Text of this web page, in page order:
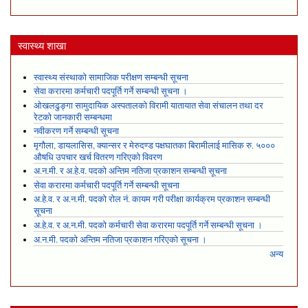
स्वास्थ्य शाखा
स्वास्थ्य संस्थाको सामाजिक परीक्षण सम्बन्धी सूचना
सेवा करारमा कर्मचारी पदपूर्ति गर्ने सम्बन्धी सूचना ।
ओखलढुङ्गा सामुदायिक अस्पतालको विरामी यातायात सेवा संचालन तथा दर
रेटको जानकारी सम्बन्धमा
नवीकरण गर्ने सम्बन्धी सूचना
मृगौला, डायलासिस, क्यान्सर र मेरुदण्ड पक्षघातका बिरामीलाई मासिक रु. ५०००
औषधि उपचार खर्च वितरण गरिएको विवरण
अ.न.मी. र अ.हे.व. पदको अन्तिम नतिजा प्रकाशन सम्बन्धी सूचना
सेवा करारमा कर्मचारी पदपूर्ति गर्ने सम्बन्धी सूचना
अ.हे.व. र अ.न.मी. पदको रोल नं. कायम गरी परीक्षा कार्यक्रम प्रकाशन सम्बन्धी
सूचना
अ.हे.व. र अ.न.मी. पदको कर्मचारी सेवा करारमा पदपूर्ति गर्ने सम्बन्धी सूचना ।
अ.न.मी. पदको अन्तिम नतिजा प्रकाशन गरिएको सूचना ।
अन्य